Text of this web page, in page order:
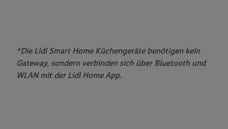
*Die Lidl Smart Home Küchengeräte benötigen kein
Gateway, sondern verbinden sich über Bluetooth und
WLAN mit der Lidl Home App.